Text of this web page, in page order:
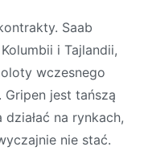
Saab
i Tajlandii,
wczesnego
jest tańszą
na rynkach,
nie stać.